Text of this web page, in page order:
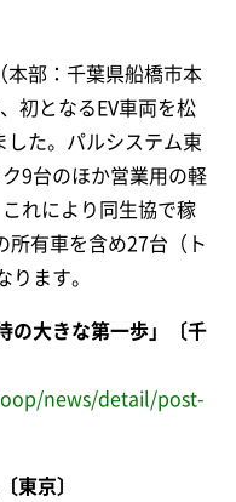
本部：千葉県船橋市本
初となるEV車両を松
した。パルシステム東
9台のほか営業用の軽
れにより同生協で稼
所有車を含め27台（ト
ります。
の大きな第一歩」〔千
news/detail/post-
東京〕